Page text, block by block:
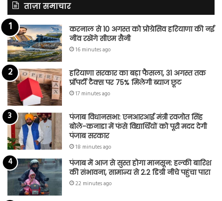
ताज़ा समाचार
करनाल से 10 अगस्त को प्रोग्रेसिव हरियाणा की नई
नींव रखेंगे सीएम सैनी
16 minutes ago
हरियाणा सरकार का बड़ा फैसला, 31 अगस्त तक
प्रॉपर्टी टैक्स पर 75% मिलेगी ब्याज छूट
17 minutes ago
पंजाब विधानसभा: एनआरआई मंत्री रवजोत सिंह
बोले-कनाडा में फंसे विद्यार्थियों को पूरी मदद देगी
पंजाब सरकार
18 minutes ago
पंजाब में आज से सुस्त होगा मानसून: हल्की बारिश
की संभावना, सामान्य से 2.2 डिग्री नीचे पहुंचा पारा
22 minutes ago